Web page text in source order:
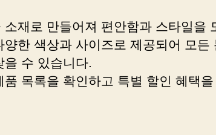
합
니
다
소재로 만들어져 편안함과 스타일을
양한 색상과 사이즈로 제공되어 모든
수 있습니다.
품 목록을 확인하고 특별 할인 혜택